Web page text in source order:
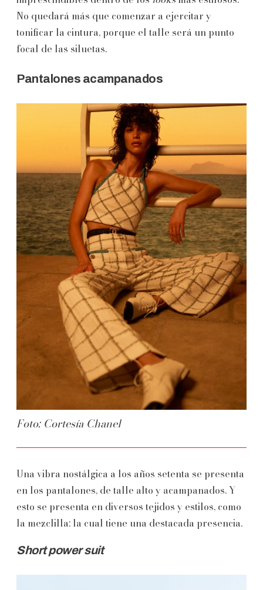
No quedará más que comenzar a ejercitar y
tonificar la cintura, porque el talle será un punto
focal de las siluetas.
Pantalones acampanados
Foto: Cortesía Chanel
Una vibra nostálgica a los años setenta se presenta
en los pantalones, de talle alto y acampanados. Y
esto se presenta en diversos tejidos y estilos, como
la mezclilla; la cual tiene una destacada presencia.
Short power suit